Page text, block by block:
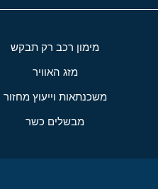
מימון רכב רק תבקש
מזג האוויר
משכנתאות וייעוץ מחזור
מבשלים כשר